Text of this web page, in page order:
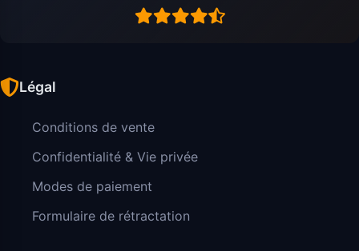
Légal
Conditions de vente
Confidentialité & Vie privée
Modes de paiement
Formulaire de rétractation